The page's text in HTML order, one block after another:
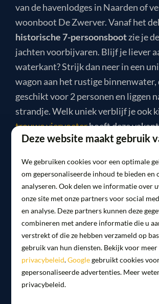
van de havenlodges in Naarden of
woonboot De Zwerver. Vanaf het
historische 7-persoonsbootzie je
jachten voorbijvaren. Blijf je liever
waterkant? Strijk dan neer in een
wagon aan het rustige binnenwater,
geschikt voor 2 personen en liggen
strandje. Welk uniek verblijf je ook
trouwe viervoeterhoeft deze
niet te missen. Honden zijn
In het kort:
Woonboot, havenlodges en tiny
Geschikt voor maximaal 7
Op het water of bij een strandje
Optioneel met dakterras
Gratis parkeren
Deze website maakt gebruik
We gebruiken cookies voor een optimale
om gepersonaliseerde inhoud te bieden en
analyseren. Ook delen we informatie over
onze site met onze partners voor social
en analyse. Deze partners kunnen deze
combineren met andere informatie die u
verstrekt of die ze hebben verzameld op
gebruik van hun diensten. Bekijk voor
privacybeleid.Googlegebruikt cookies
gepersonaliseerde advertenties. Meer
privacybeleid.